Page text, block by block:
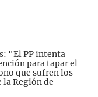
"El PP intenta
para tapar el
que sufren los
la Región de